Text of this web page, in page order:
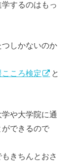
するのはもっ
しかないのか
ころ検定
と
や大学院に通
できるので
きちんとおさ